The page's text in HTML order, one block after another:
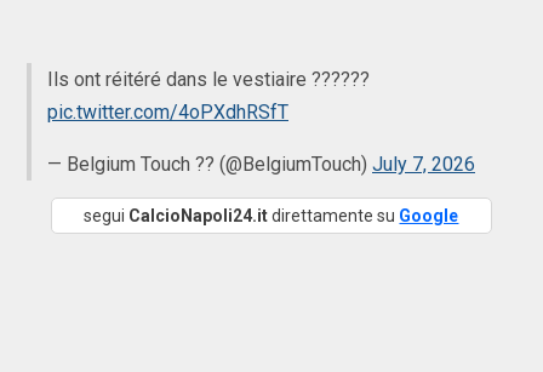
Ils ont réitéré dans le vestiaire ??????
pic.twitter.com/4oPXdhRSfT
— Belgium Touch ?? (@BelgiumTouch) July 7, 2026
segui CalcioNapoli24.itdirettamente su Google